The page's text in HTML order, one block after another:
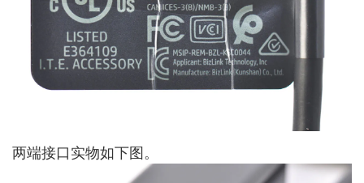
两端接口实物如下图。